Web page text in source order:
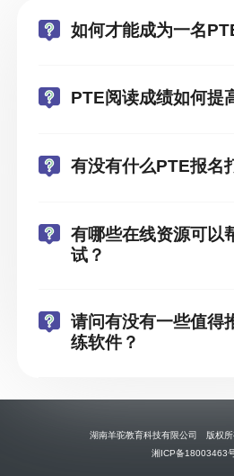
如何才能成为一名
PTE阅读成绩如何提
有没有什么PTE报名
有哪些在线资源可以
试？
请问有没有一些值得
练软件？
湖南羊驼教育科技有限公司 版
湘ICP备18003463